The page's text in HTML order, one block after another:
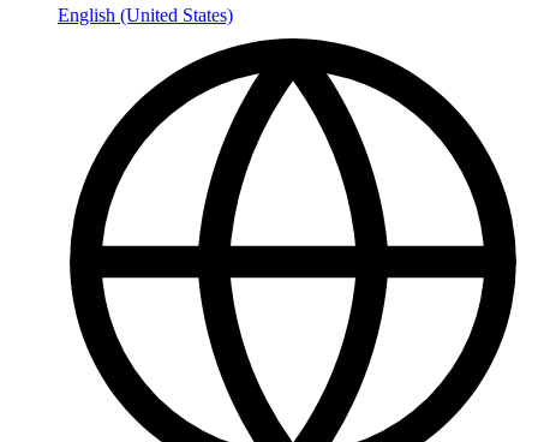
English (United States)